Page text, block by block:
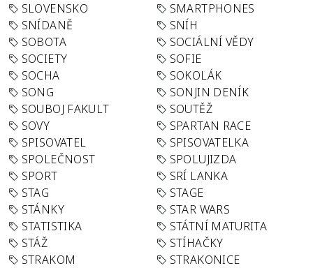
SLOVENSKO
SMARTPHONES
SNÍDANĚ
SNÍH
SOBOTA
SOCIÁLNÍ VĚDY
SOCIETY
SOFIE
SOCHA
SOKOLÁK
SONG
SONJIN DENÍK
SOUBOJ FAKULT
SOUTĚŽ
SOVY
SPARTAN RACE
SPISOVATEL
SPISOVATELKA
SPOLEČNOST
SPOLUJIZDA
SPORT
SRÍ LANKA
STAG
STAGE
STÁNKY
STAR WARS
STATISTIKA
STÁTNÍ MATURITA
STÁŽ
STÍHAČKY
STRAKOM
STRAKONICE